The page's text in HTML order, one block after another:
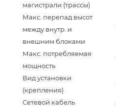
магистрали (трассы)
Макс. перепад высот
между внутр. и
внешним блоками
Макс. потребляемая
мощность
Вид установки
(крепления)
Сетевой кабель